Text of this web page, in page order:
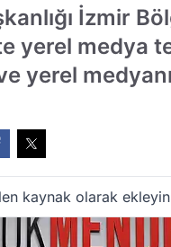
İzmir
yerel medya
yerel
kaynak olarak